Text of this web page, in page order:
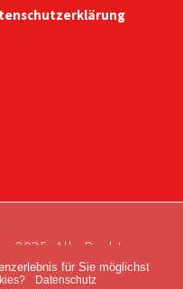
für Sie möglichst
Datenschutz
2035. Alle Rechte